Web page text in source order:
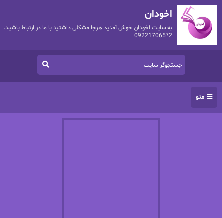
اخودان
به سایت اخودان خوش آمدید هرجا مشکلی داشتید با ما در ارتباط باشید.
09221706572
منو